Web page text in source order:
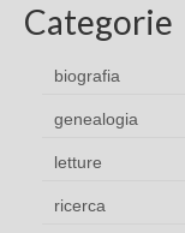
Categorie
biografia
genealogia
letture
ricerca